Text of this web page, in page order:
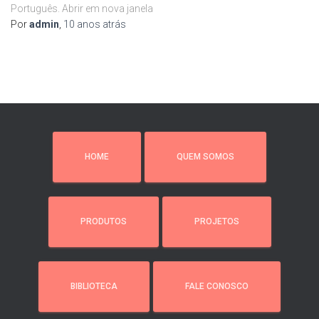
Português. Abrir em nova janela
Poradmin 10 anos atrás
HOME QUEM SOMOS
PRODUTOS PROJETOS
BIBLIOTECA FALE CONOSCO